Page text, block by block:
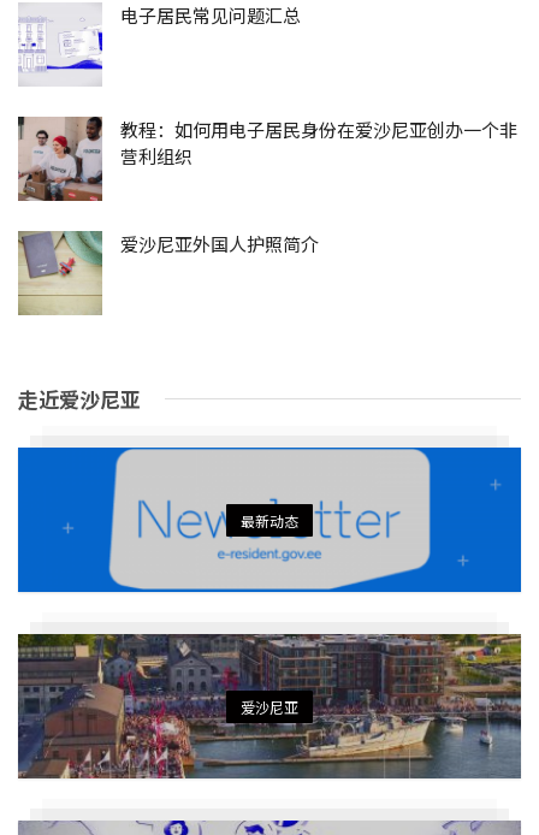
电子居民常见问题汇总
教程：如何用电子居民身份在爱沙尼亚创办一个非
营利组织
爱沙尼亚外国人护照简介
走近爱沙尼亚
最新动态
爱沙尼亚